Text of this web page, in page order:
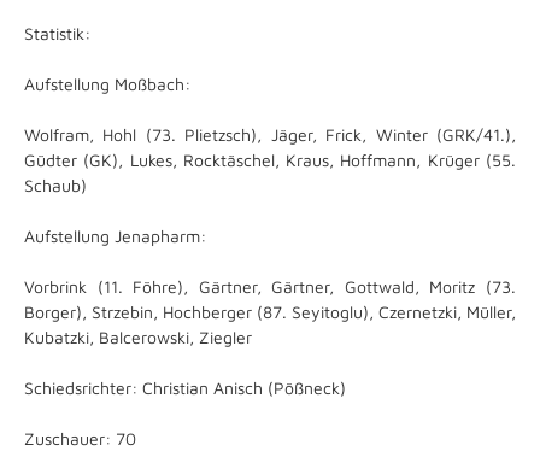
Statistik:
Aufstellung Moßbach:
Wolfram, Hohl (73. Plietzsch), Jäger, Frick, Winter (GRK/41.),
Güdter (GK), Lukes, Rocktäschel, Kraus, Hoffmann, Krüger (55.
Schaub)
Aufstellung Jenapharm:
Vorbrink (11. Föhre), Gärtner, Gärtner, Gottwald, Moritz (73.
Borger), Strzebin, Hochberger (87. Seyitoglu), Czernetzki, Müller,
Kubatzki, Balcerowski, Ziegler
Schiedsrichter: Christian Anisch (Pößneck)
Zuschauer: 70